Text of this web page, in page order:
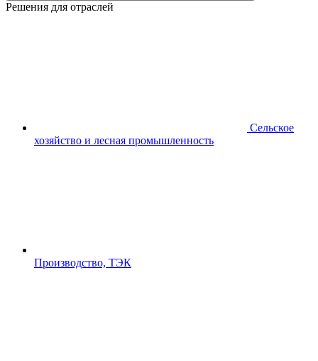
Решения для отраслей
Сельское
хозяйство и лесная промышленность
Производство, ТЭК